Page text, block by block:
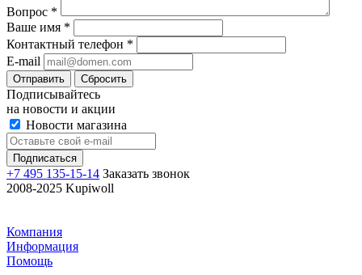
Вопрос *
Ваше имя *
Контактный телефон *
E-mail
Отправить Сбросить
Подписывайтесь
на новости и акции
Новости магазина
+7 495 135-15-14 Заказать звонок
2008-2025 Kupiwoll
Компания
Информация
Помощь